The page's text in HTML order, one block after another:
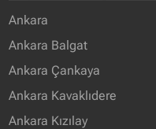
Ankara
Ankara Balgat
Ankara Çankaya
Ankara Kavaklıdere
Ankara Kızılay